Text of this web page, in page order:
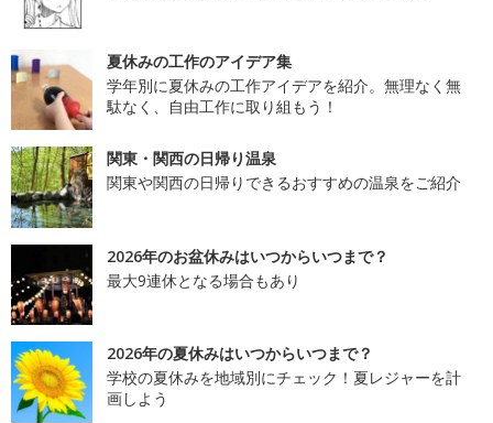
夏休みの工作のアイデア集
学年別に夏休みの工作アイデアを紹介。無理なく無
駄なく、自由工作に取り組もう！
関東・関西の日帰り温泉
関東や関西の日帰りできるおすすめの温泉をご紹介
2026年のお盆休みはいつからいつまで？
最大9連休となる場合もあり
2026年の夏休みはいつからいつまで？
学校の夏休みを地域別にチェック！夏レジャーを計
画しよう